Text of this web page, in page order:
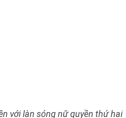
với làn sóng nữ quyền thứ hai